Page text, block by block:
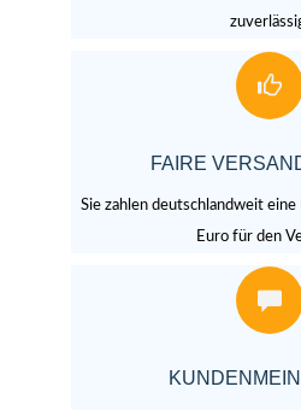
FAIRE
Sie zahlen deutschlandweit
Euro für den